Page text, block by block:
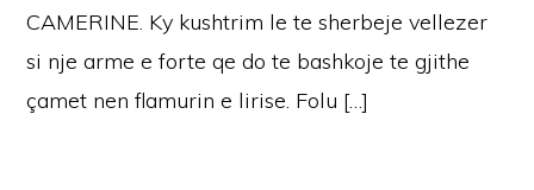
CAMERINE. Ky kushtrim le te sherbeje vellezer
si nje arme e forte qe do te bashkoje te gjithe
çamet nen flamurin e lirise. Folu […]